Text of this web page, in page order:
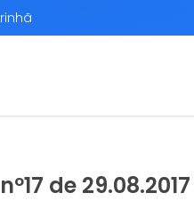
de 29.08.2017